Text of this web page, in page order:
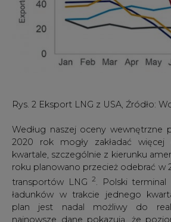
ziemnego do amerykańskiej
wydaje się wracać do
początku 2020 roku (Rys. 3).
Rys. 3 Poziom zatłaczania gazu
eksportowych LNG w USA, Źródło: